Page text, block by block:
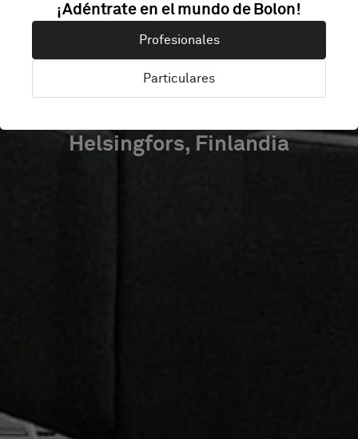
SCHENGEN
LOUNGE
Helsingfors, Finlandia
¡Adéntrate en el mundo de Bolon!
Profesionales
Particulares